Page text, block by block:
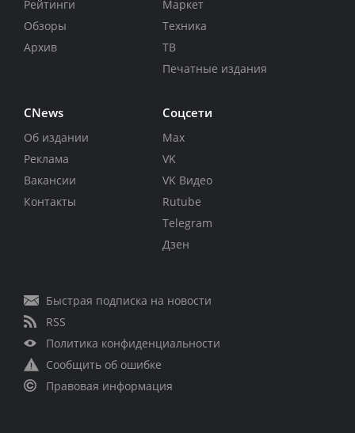
Рейтинги
Обзоры
Архив
Маркет
Техника
ТВ
Печатные издания
CNews
Об издании
Реклама
Вакансии
Контакты
Соцсети
Max
VK
VK Видео
Rutube
Telegram
Дзен
Быстрая подписка на новости
RSS
Политика конфиденциальности
Сообщить об ошибке
Правовая информация